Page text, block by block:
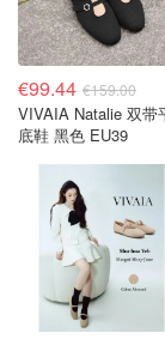
€99.44 €159.00
VIVAIA Natalie 双带
底鞋 黑色 EU39